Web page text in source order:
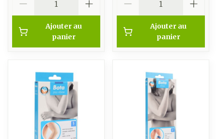
Ajouter au
panier
Ajouter au
panier